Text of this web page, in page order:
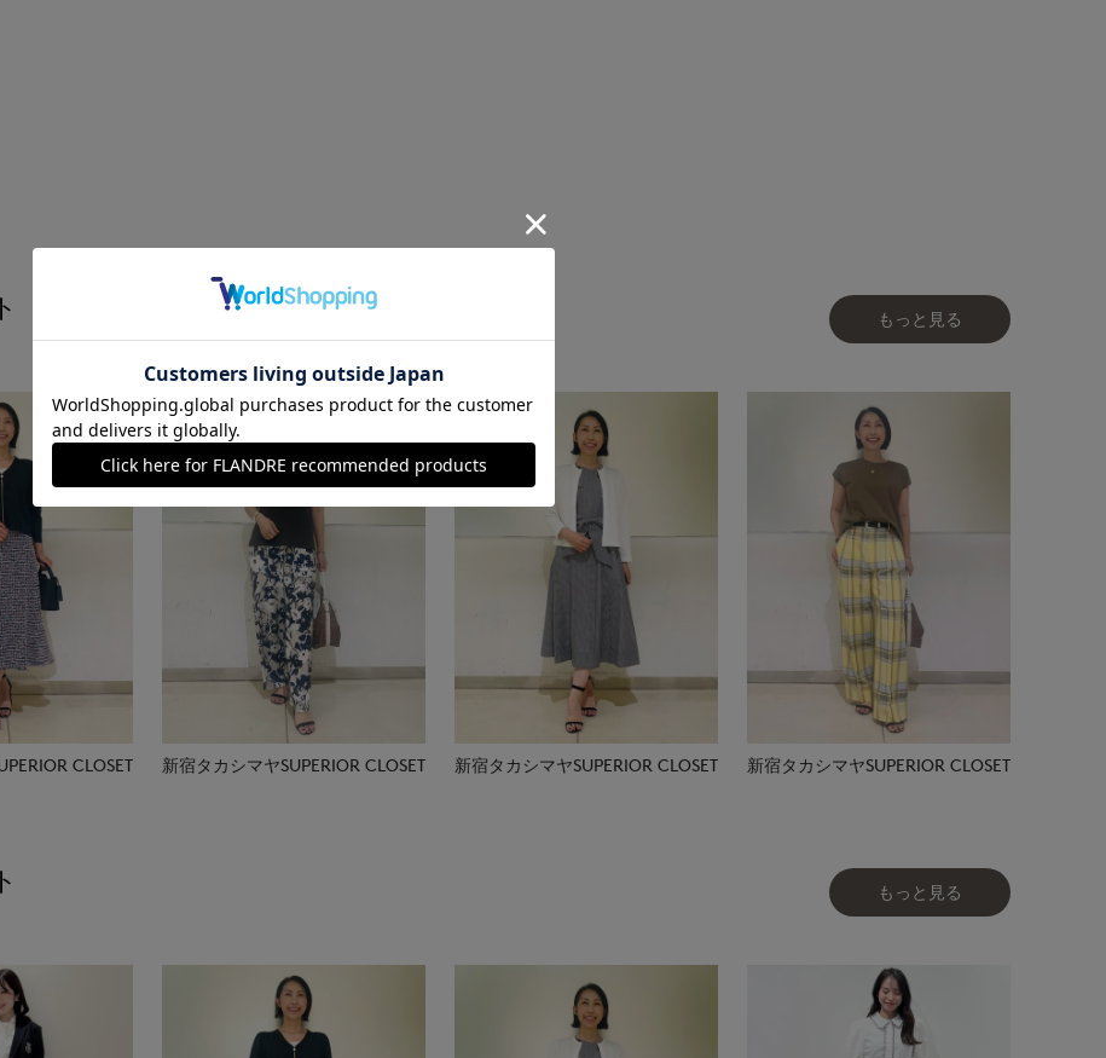
もっと見る
CLOSET 新宿タカシマヤSUPERIOR CLOSET 新宿タカシマヤSUPERIOR CLOSET 新宿タカシマヤSUPERIOR CLOSET
もっと見る